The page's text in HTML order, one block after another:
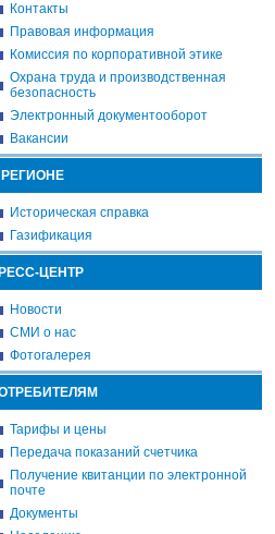
Контакты
Правовая информация
Комиссия по корпоративной этике
Охрана труда и производственная
безопасность
Электронный документооборот
Вакансии
Историческая справка
Газификация
ЦЕНТР
Новости
СМИ о нас
Фотогалерея
Тарифы и цены
Передача показаний счетчика
Получение квитанции по электронной
почте
Документы